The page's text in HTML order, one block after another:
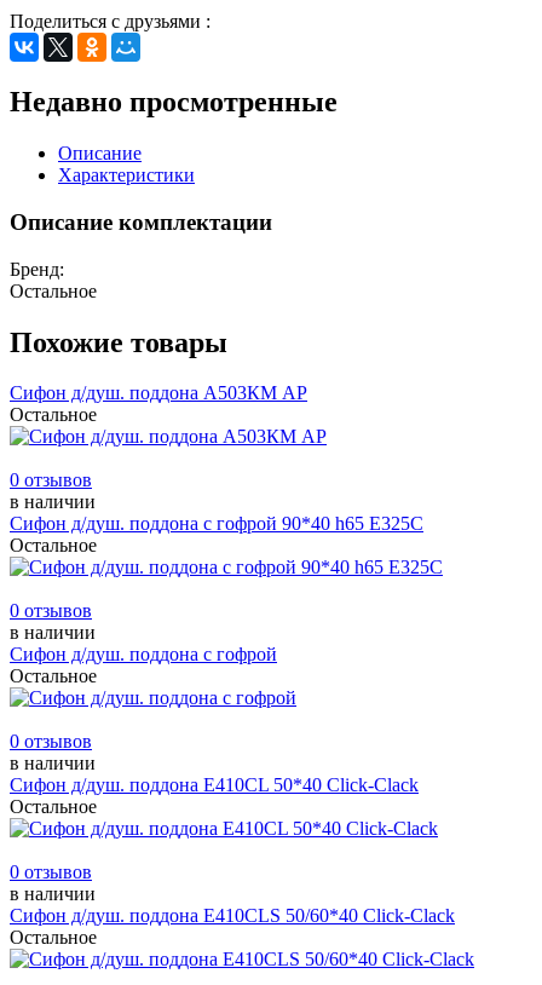
Поделиться с друзьями :
Недавно просмотренные
Описание
Характеристики
Описание комплектации
Бренд:
Остальное
Похожие товары
Сифон д/душ. поддона А503КМ АР
Остальное
0 отзывов
в наличии
Сифон д/душ. поддона с гофрой 90*40 h65 Е325С
Остальное
0 отзывов
в наличии
Сифон д/душ. поддона с гофрой
Остальное
0 отзывов
в наличии
Сифон д/душ. поддона Е410CL 50*40 Click-Clack
Остальное
0 отзывов
в наличии
Сифон д/душ. поддона Е410CLS 50/60*40 Click-Clack
Остальное